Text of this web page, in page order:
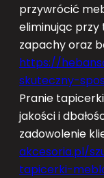
przywrócić
eliminując przy
zapachy oraz
https://
skuteczny-
Pranie
jakości i
zadowolenie
akcesoria.pl/
tapicerki-